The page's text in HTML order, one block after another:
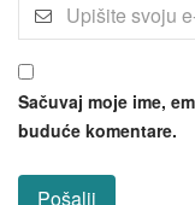
Sačuvaj moje ime,
buduće komentare.